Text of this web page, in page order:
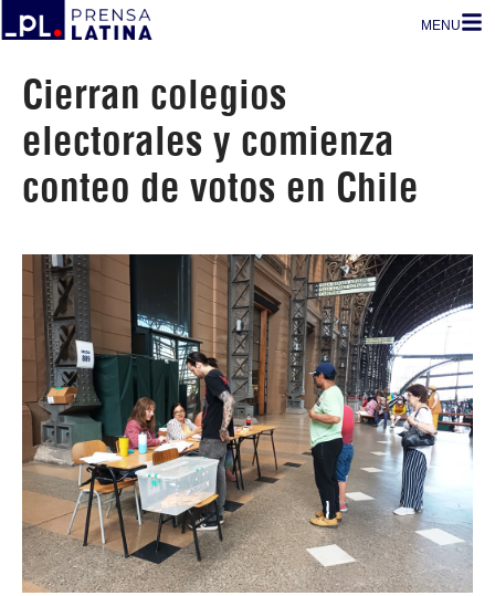
MENU
Cierran colegios
electorales y comienza
conteo de votos en Chile